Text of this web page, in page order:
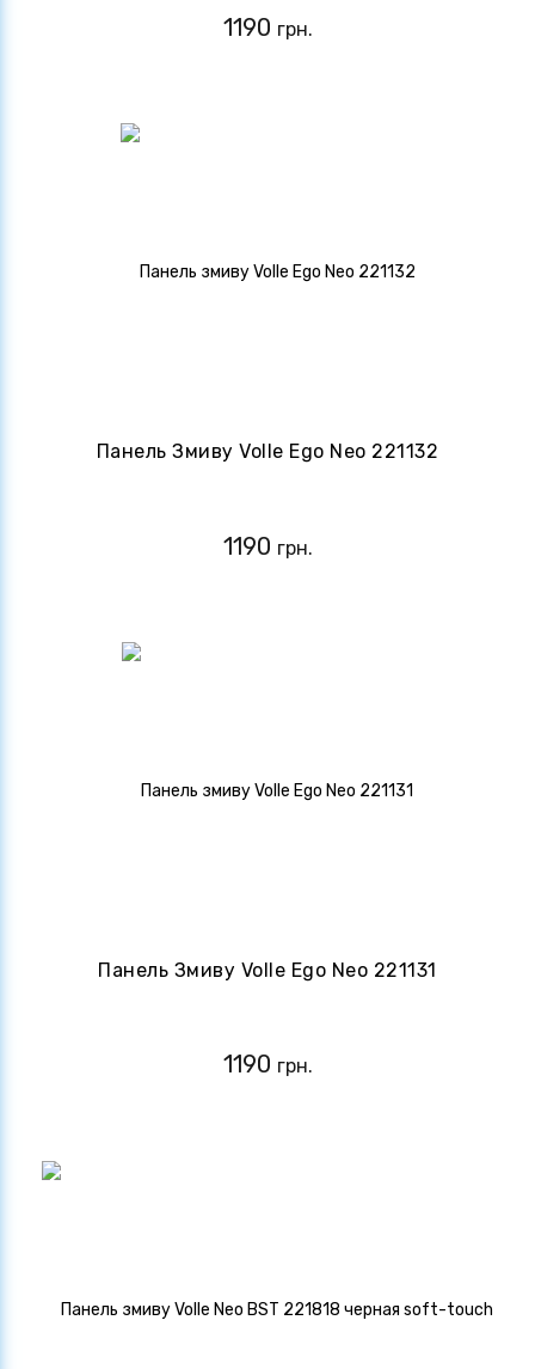
1190 грн.
Панель Змиву Volle Ego Neo 221132
1190 грн.
Панель Змиву Volle Ego Neo 221131
1190 грн.